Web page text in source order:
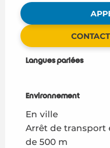
Langues parlées
Langues parlées
Environnement
Environnement
En ville
Arrêt de transport
de 500 m